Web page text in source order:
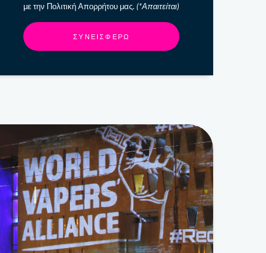
με την Πολιτική Απορρήτου μας. (*Απαιτείται)
ΣΥΝΕΙΣΦΈΡΩ